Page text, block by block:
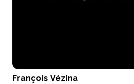
François Vézina